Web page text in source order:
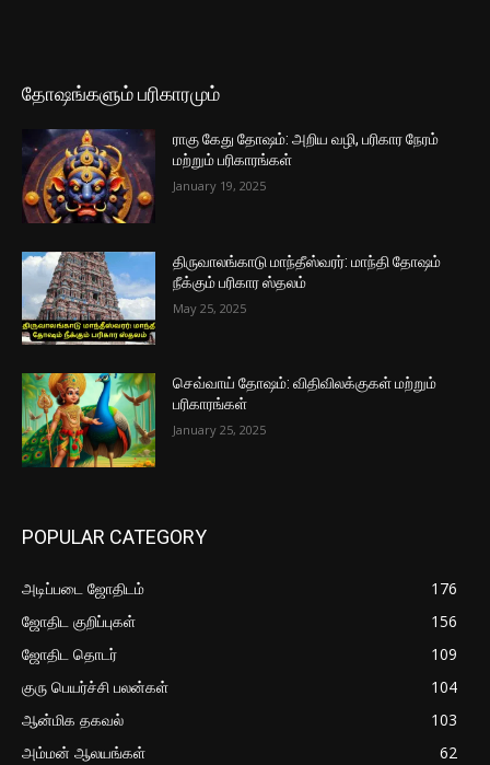
தோஷங்களும் பரிகாரமும்
ராகு கேது தோஷம்: அறிய வழி, பரிகார நேரம்
மற்றும் பரிகாரங்கள்
January 19, 2025
திருவாலங்காடு மாந்தீஸ்வரர்: மாந்தி தோஷம்
நீக்கும் பரிகார ஸ்தலம்
May 25, 2025
செவ்வாய் தோஷம்: விதிவிலக்குகள் மற்றும்
பரிகாரங்கள்
January 25, 2025
POPULAR CATEGORY
அடிப்படை ஜோதிடம்
176
ஜோதிட குறிப்புகள்
156
ஜோதிட தொடர்
109
குரு பெயர்ச்சி பலன்கள்
104
ஆன்மிக தகவல்
103
அம்மன் ஆலயங்கள்
62